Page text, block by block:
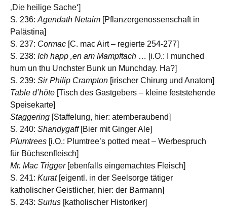
‚Die heilige Sache‘]
S. 236: Agendath Netaim [Pflanzergenossenschaft in
Palästina]
S. 237: Cormac [C. mac Airt – regierte 254-277]
S. 238: Ich happ ‚en am Mampftach … [i.O.: I munched
hum un thu Unchster Bunk un Munchday. Ha?]
S. 239: Sir Philip Crampton [irischer Chirurg und Anatom]
Table d’hôte [Tisch des Gastgebers – kleine feststehende
Speisekarte]
Staggering [Staffelung, hier: atemberaubend]
S. 240: Shandygaff[Bier mit Ginger Ale]
Plumtrees [i.O.: Plumtree’s potted meat – Werbespruch
für Büchsenfleisch]
Mr. Mac Trigger[ebenfalls eingemachtes Fleisch]
S. 241: Kurat[eigentl. in der Seelsorge tätiger
katholischer Geistlicher, hier: der Barmann]
S. 243: Surius [katholischer Historiker]